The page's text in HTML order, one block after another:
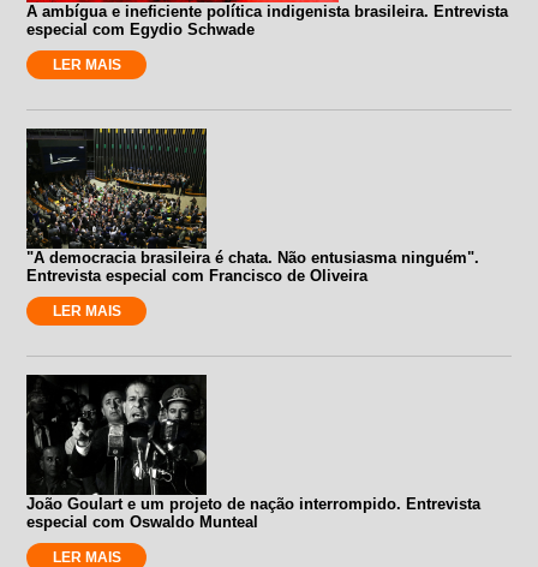
A ambígua e ineficiente política indigenista brasileira. Entrevista
especial com Egydio Schwade
LER MAIS
"A democracia brasileira é chata. Não entusiasma ninguém".
Entrevista especial com Francisco de Oliveira
LER MAIS
João Goulart e um projeto de nação interrompido. Entrevista
especial com Oswaldo Munteal
LER MAIS